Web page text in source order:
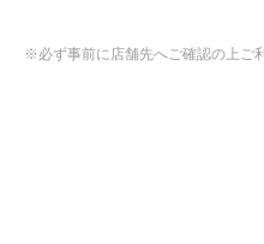
※必ず事前に店舗先へご確認の上ご